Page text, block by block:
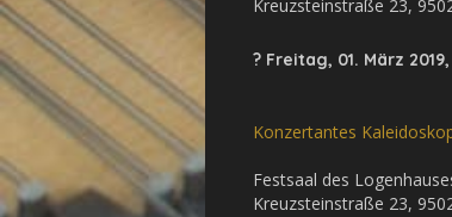
Kreuzsteinstraße 23,
? Freitag, 01. März
Konzertantes
Festsaal des
Kreuzsteinstraße 23,